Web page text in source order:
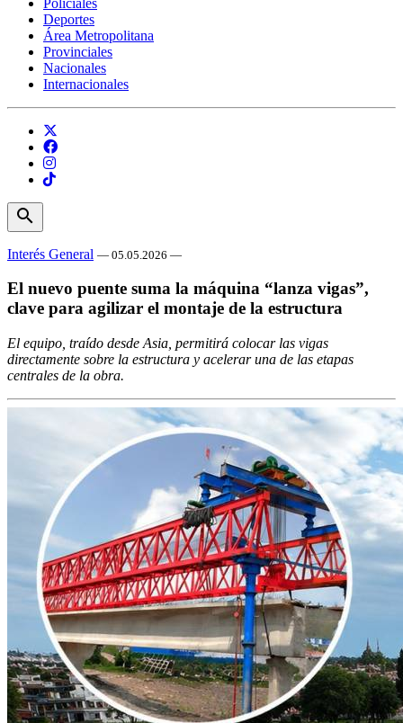
Deportes
Área Metropolitana
Provinciales
Nacionales
Internacionales
search
Interés General — 05.05.2026 —
El nuevo puente suma la máquina “lanza vigas”,
clave para agilizar el montaje de la estructura
El equipo, traído desde Asia, permitirá colocar las vigas
directamente sobre la estructura y acelerar una de las etapas
centrales de la obra.